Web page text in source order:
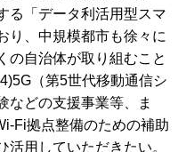
る「データ利活用型スマ
り、中規模都市も徐々に
の自治体が取り組むこと
（第5世代移動通信シ
などの支援事業等、ま
Fi拠点整備のための補助
用していただきたい。